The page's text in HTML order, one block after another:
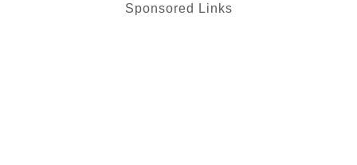
Sponsored Links